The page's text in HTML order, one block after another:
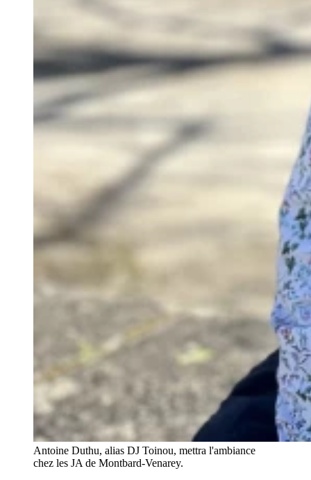
Antoine Duthu, alias DJ Toinou, mettra l'ambiance
chez les JA de Montbard-Venarey.